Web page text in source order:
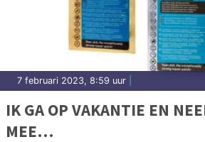
7 februari 2023, 8:59 uur
IK GA OP VAKANTIE EN
MEE…